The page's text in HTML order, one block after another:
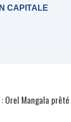
CAPITALE
Orel Mangala prêté